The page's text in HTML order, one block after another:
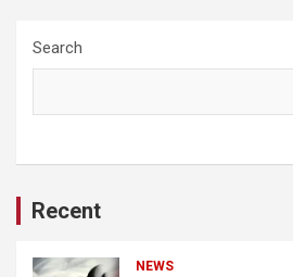
Search
Recent
NEWS